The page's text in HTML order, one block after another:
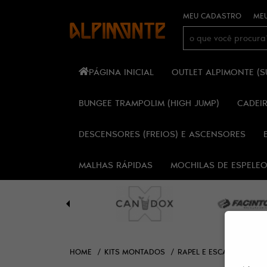
MEU CADASTRO
PÁGINA INICIAL OUTLET ALPIMONTE
BUNGEE TRAMPOLIM (HIGH JUMP)
DESCENSORES (FREIOS) E ASCENSORES
MALHAS RÁPIDAS MOCHILAS DE
HOME KITS MONTADOS RAPEL E ESCALADA